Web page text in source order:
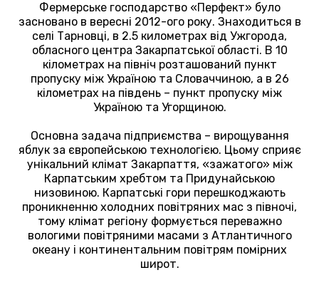
Фермерське господарство «Перфект» було
засновано в вересні 2012-ого року. Знаходиться в
селі Тарновці, в 2.5 километрах від Ужгорода,
обласного центра Закарпатської області. В 10
кілометрах на північ розташований пункт
пропуску між Україною та Словаччиною, а в 26
кілометрах на південь – пункт пропуску між
Україною та Угорщиною.
Основна задача підприємства – вирощування
яблук за європейською технологією. Цьому сприяє
унікальний клімат Закарпаття, «зажатого» між
Карпатським хребтом та Придунайською
низовиною. Карпатські гори перешкоджають
проникненню холодних повітряних мас з півночі,
тому клімат регіону формується переважно
вологими повітряними масами з Атлантичного
океану і континентальним повітрям помірних
широт.